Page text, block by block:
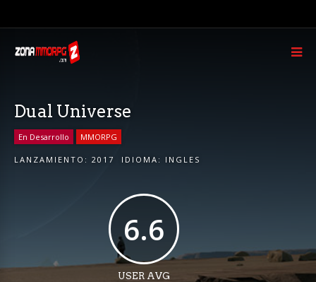
Dual Universe
En Desarrollo MMORPG
LANZAMIENTO: 2017 IDIOMA: INGLES
6.6
USER AVG